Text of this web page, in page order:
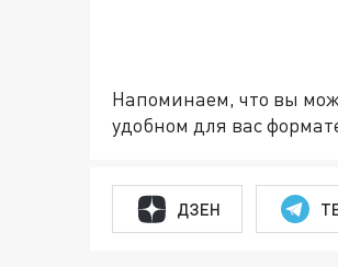
Напоминаем, что вы
удобном для вас
ДЗЕН